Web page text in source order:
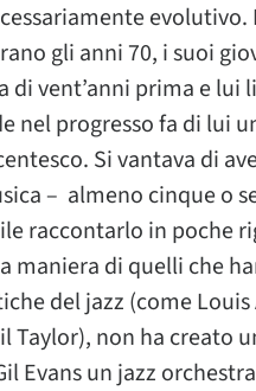
evolutivo.
gli anni 70, i suoi
di vent’anni prima e lui
nel progresso fa di lui
Si vantava di
– almeno cinque o
raccontarlo in poche
maniera di quelli che
del jazz (come
Taylor), non ha creato
Evans un jazz